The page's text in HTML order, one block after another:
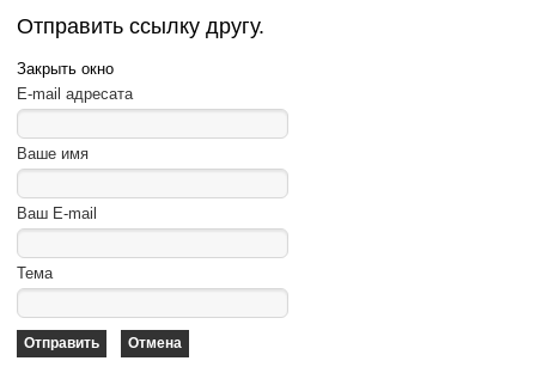
Отправить ссылку другу.
Закрыть окно
E-mail адресата
Ваше имя
Ваш E-mail
Тема
Отправить Отмена